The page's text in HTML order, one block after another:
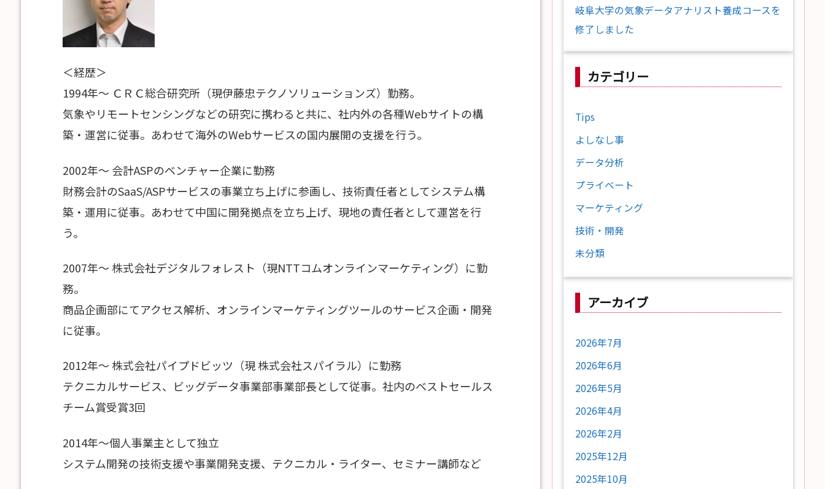
＜経歴＞
1994年～ ＣＲＣ総合研究所（現伊藤忠テクノソリューションズ）勤務。
気象やリモートセンシングなどの研究に携わると共に、社内外の各種Webサイトの構
築・運営に従事。あわせて海外のWebサービスの国内展開の支援を行う。
2002年～ 会計ASPのベンチャー企業に勤務
財務会計のSaaS/ASPサービスの事業立ち上げに参画し、技術責任者としてシステム構
築・運用に従事。あわせて中国に開発拠点を立ち上げ、現地の責任者として運営を行
う。
2007年～ 株式会社デジタルフォレスト（現NTTコムオンラインマーケティング）に勤
務。
商品企画部にてアクセス解析、オンラインマーケティングツールのサービス企画・開発
に従事。
2012年～ 株式会社パイプドビッツ（現 株式会社スパイラル）に勤務
テクニカルサービス、ビッグデータ事業部事業部長として従事。社内のベストセールス
チーム賞受賞3回
2014年～個人事業主として独立
システム開発の技術支援や事業開発支援、テクニカル・ライター、セミナー講師など
岐阜大学の気象データアナリスト養成コースを
修了しました
カテゴリー
Tips
よしなし事
データ分析
プライベート
マーケティング
技術・開発
未分類
アーカイブ
2026年7月
2026年6月
2026年5月
2026年4月
2026年2月
2025年12月
2025年10月